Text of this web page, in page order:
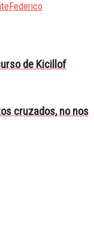
Federico
de Kicillof
cruzados, no nos